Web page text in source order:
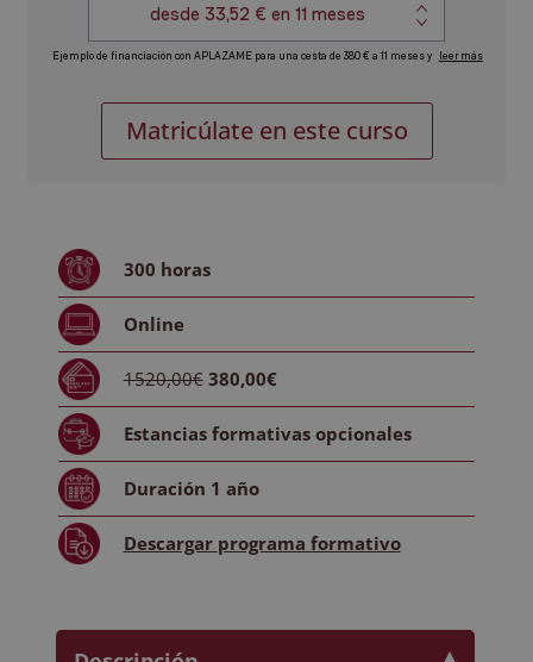
Consultor
SAP
cantidad
Matricúlate en este curso
300 horas
Online
1520,00€ 380,00€
Estancias formativasopcionales
Duración 1 año
Descargar programa formativo